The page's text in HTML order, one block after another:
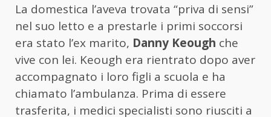
La domestica l’aveva trovata “priva di sensi”
nel suo letto e a prestarle i primi soccorsi
era stato l’ex marito, Danny Keough che
vive con lei. Keough era rientrato dopo aver
accompagnato i loro figli a scuola e ha
chiamato l’ambulanza. Prima di essere
trasferita, i medici specialisti sono riusciti a